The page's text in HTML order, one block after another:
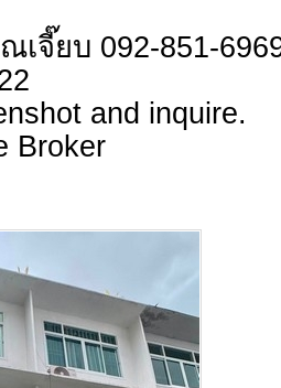
เจี๊ยบ 092-851-
and inquire.
Broker